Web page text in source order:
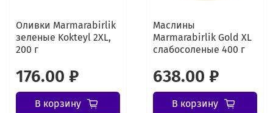
Оливки Marmarabirlik
зеленые Kokteyl 2XL,
200 г
176.00 ₽
В корзину
Маслины
Marmarabirlik Gold XL
слабосоленые 400 г
638.00 ₽
В корзину